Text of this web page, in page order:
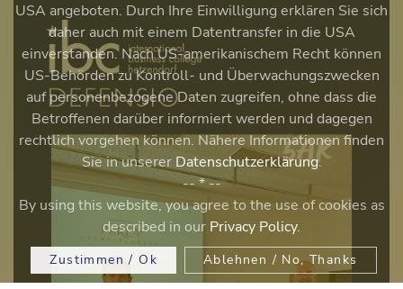
USA angeboten. Durch Ihre Einwilligung erklären Sie sich
daher auch mit einem Datentransfer in die USA
einverstanden. Nach US-amerikanischem Recht können
US-Behörden zu Kontroll- und Überwachungszwecken
auf personenbezogene Daten zugreifen, ohne dass die
Betroffenen darüber informiert werden und dagegen
rechtlich vorgehen können. Nähere Informationen finden
Sie in unserer Datenschutzerklärung.
-- * --
By using this website, you agree to the use of cookies as
described in our Privacy Policy.
Zustimmen / Ok Ablehnen / No, Thanks